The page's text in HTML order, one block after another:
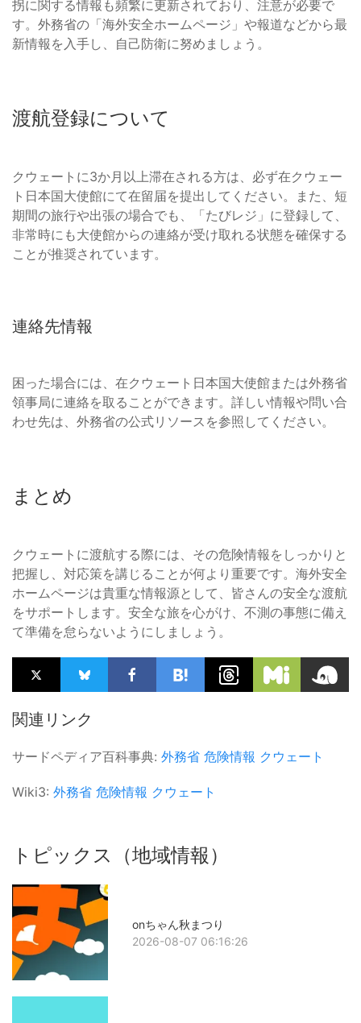
拐に関する情報も頻繁に更新されており、注意が必要で
す。外務省の「海外安全ホームページ」や報道などから最
新情報を入手し、自己防衛に努めましょう。
渡航登録について
クウェートに3か月以上滞在される方は、必ず在クウェー
ト日本国大使館にて在留届を提出してください。また、短
期間の旅行や出張の場合でも、「たびレジ」に登録して、
非常時にも大使館からの連絡が受け取れる状態を確保する
ことが推奨されています。
連絡先情報
困った場合には、在クウェート日本国大使館または外務省
領事局に連絡を取ることができます。詳しい情報や問い合
わせ先は、外務省の公式リソースを参照してください。
まとめ
クウェートに渡航する際には、その危険情報をしっかりと
把握し、対応策を講じることが何より重要です。海外安全
ホームページは貴重な情報源として、皆さんの安全な渡航
をサポートします。安全な旅を心がけ、不測の事態に備え
て準備を怠らないようにしましょう。
関連リンク
サードペディア百科事典: 外務省 危険情報 クウェート
Wiki3: 外務省 危険情報 クウェート
トピックス（地域情報）
onちゃん秋まつり
2026-08-07 06:16:26